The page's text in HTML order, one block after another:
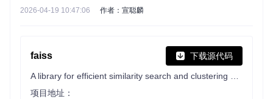
2026-04-19 10:47:06 作者：宣聪麟
faiss 下载源代码
项目地址：